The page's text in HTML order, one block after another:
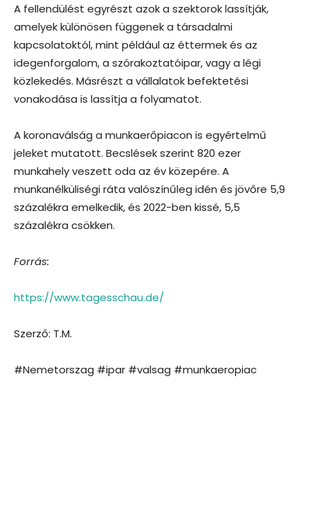
A fellendülést egyrészt azok a szektorok lassítják,
amelyek különösen függenek a társadalmi
kapcsolatoktól, mint például az éttermek és az
idegenforgalom, a szórakoztatóipar, vagy a légi
közlekedés. Másrészt a vállalatok befektetési
vonakodása is lassítja a folyamatot.
A koronaválság a munkaerőpiacon is egyértelmű
jeleket mutatott. Becslések szerint 820 ezer
munkahely veszett oda az év közepére. A
munkanélküliségi ráta valószínűleg idén és jövőre 5,9
százalékra emelkedik, és 2022-ben kissé, 5,5
százalékra csökken.
Forrás:
https://www.tagesschau.de/
Szerző: T.M.
#Nemetorszag #ipar #valsag #munkaeropiac